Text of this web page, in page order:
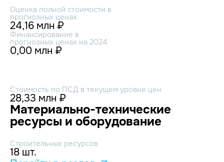
Оценка полной стоимости в
прогнозных ценах
24,16 млн ₽
Финансирование в
прогнозных ценах на 2024
0,00 млн ₽
Стоимость по ПСД в текущем уровне цен
28,33 млн ₽
Материально-технические
ресурсы и оборудование
Строительных ресурсов
18 шт.